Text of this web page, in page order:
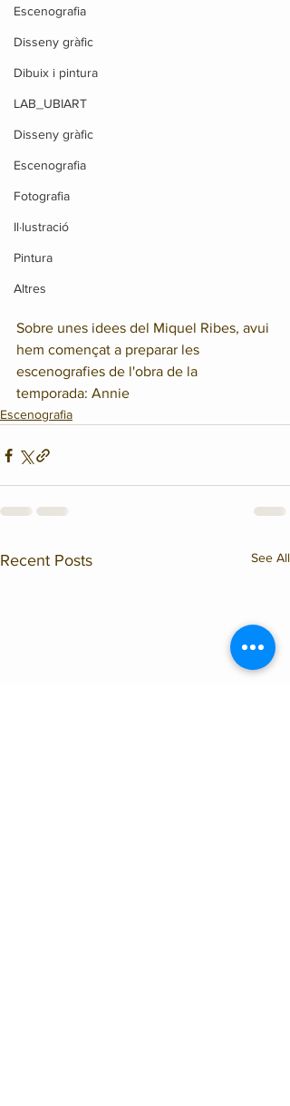
Escenografia
Disseny gràfic
Dibuix i pintura
LAB_UBIART
Disseny gràfic
Escenografia
Fotografia
Il·lustració
Pintura
Altres
Sobre unes idees del Miquel Ribes, avui
hem començat a preparar les
escenografies de l'obra de la
temporada: Annie
Escenografia
Recent Posts See All